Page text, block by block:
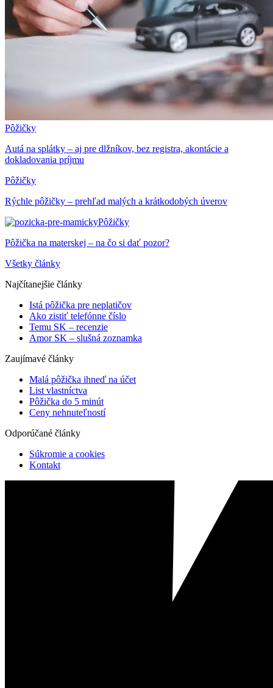
Pôžičky
Autá na splátky – aj pre dlžníkov, bez registra, akontácie a
dokladovania príjmu
Pôžičky
Rýchle pôžičky – prehľad malých a krátkodobých úverov
Pôžičky
Pôžička na materskej – na čo si dať pozor?
Všetky články
Najčítanejšie články
Istá pôžička pre neplatičov
Ako zistiť telefónne číslo
Temu SK – recenzie
Amor SK – slušná zoznamka
Zaujímavé články
Malá pôžička ihneď na účet
List vlastníctva
Pôžička do 5 minút
Ceny nehnuteľností
Odporúčané články
Súkromie a cookies
Kontakt